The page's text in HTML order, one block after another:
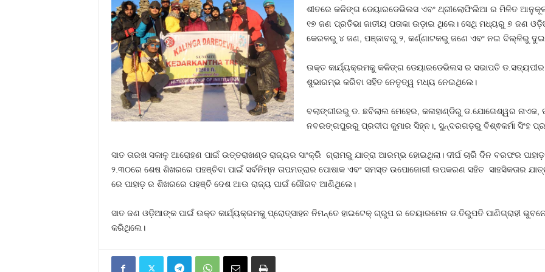
ଶୀତରେ କଳିଙ୍ଗ ଡେୟାରଡେଭିଲସ ଏବଂ ଥ୍ରୀଲୋଫିଲିଆ ର ମିଳିତ
୧୭ ଜଣ ପ୍ରତିଭା ଜାତୀୟ ପତାକା ଉଡ଼ାଇ ଥିଲେ। ସେଥି ମଧ୍ୟରୁ ୭ ଜଣ
କେରଳରୁ ୪ ଜଣ, ପଞ୍ଜାବରୁ ୨, କର୍ଣ୍ଣାଟକରୁ ଜଣେ ଏବଂ ନଇ ଦିଲ୍ଳିରୁ
ଉକ୍ତ କାର୍ଯ୍ୟକ୍ରମକୁ କଳିଙ୍ଗ ଡେୟାରଡେଭିଲସ ର ସଭାପତି ଡ.ସତ୍ୟପୀର
ଶୁଭାରମ୍ଭ କରିବା ସହିତ ନେତୃତ୍ୱ ମଧ୍ୟ ନେଇଥିଲେ।
ବଲାଙ୍ଗୀରରୁ ଡ. ଛବିଲାଲ ମେହେର, କଳାହାଣ୍ଡିରୁ ଡ.ଯୋଗେଶ୍ୱର ନାଏକ,
ନବରଙ୍ଗପୁରରୁ ପ୍ରଦୀପ କୁମାର ସିହ୍ନ।, ସୁନ୍ଦରଗଡ଼ରୁ ବିଶ୍ଵକର୍ମା ସିଂହ
ସାତ ତାରଖ ସକାଳୁ ଆରୋହଣ ପାଇଁ ଉତ୍ତରାଖଣ୍ଡ ରାଜ୍ୟର ସାଂକ୍ରି ଗ୍ରାମରୁ ଯାତ୍ରା ଆରମ୍ଭ ହୋଇଥିଲା। ଦୀର୍ଘ ଚାରି ଦିନ ବରଫର
୨.୩୦ରେ ଶେଷ ଶିଖରରେ ପହଞ୍ଚିବା ପାଇଁ ସର୍ବନିମ୍ନ ତାପମତ୍ରାର ପୋଷାକ ଏବଂ ସମସ୍ତ ଉପୋଜୋଗୀ ଉପକରଣ ସହିତ ସାହସିକତାର
ରେ ପାହାଡ଼ ର ଶିଖରରେ ପହଞ୍ଚି ଦେଶ ଆଉ ରାଜ୍ୟ ପାଇଁ ଗୌରବ ଆଣିଥିଲେ।
ସାତ ଜଣ ଓଡ଼ିଆଙ୍କ ପାଇଁ ଉକ୍ତ କାର୍ଯ୍ୟକ୍ରମକୁ ପ୍ରୋତ୍ସାହନ ନିମନ୍ତେ ହାଇଟେକ୍ ଗ୍ରୁପ ର ଚେୟାରମେନ ଡ.ତିରୁପତି ପାଣିଗ୍ରାହୀ
କରିଥିଲେ।